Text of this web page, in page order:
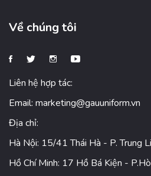
Về chúng tôi
Liên hệ hợp tác:
Email: marketing@gauuniform.vn
Địa chỉ:
Hà Nội: 15/41 Thái Hà - P. Trung
Hồ Chí Minh: 17 Hồ Bá Kiện -